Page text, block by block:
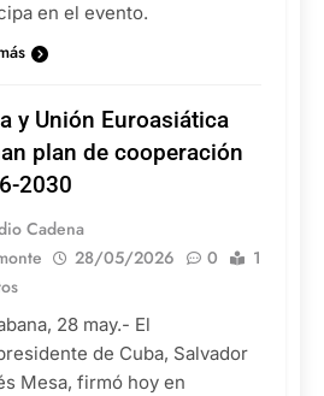
en el evento.
y Unión Euroasiática
plan de cooperación
2030
Cadena
28/05/2026 0
1
28 may.- El
de Cuba, Salvador
Mesa, firmó hoy en